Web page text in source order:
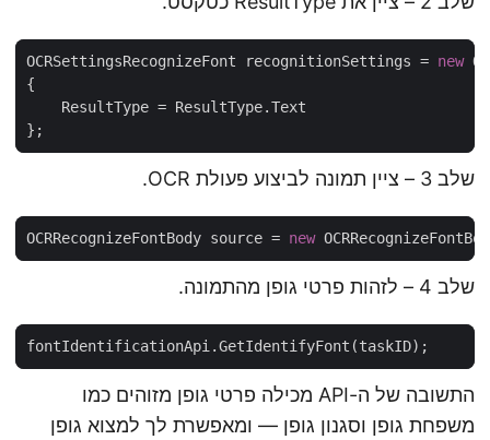
OCRSettingsRecognizeFont recognitionSettings = new
שלב 3 – ציין תמונה לביצוע פעולת OCR.
OCRRecognizeFontBody source = new
שלב 4 – לזהות פרטי גופן מהתמונה.
התשובה של ה-API מכילה פרטי גופן מזוהים כמו
משפחת גופן וסגנון גופן — ומאפשרת לך למצוא גופן